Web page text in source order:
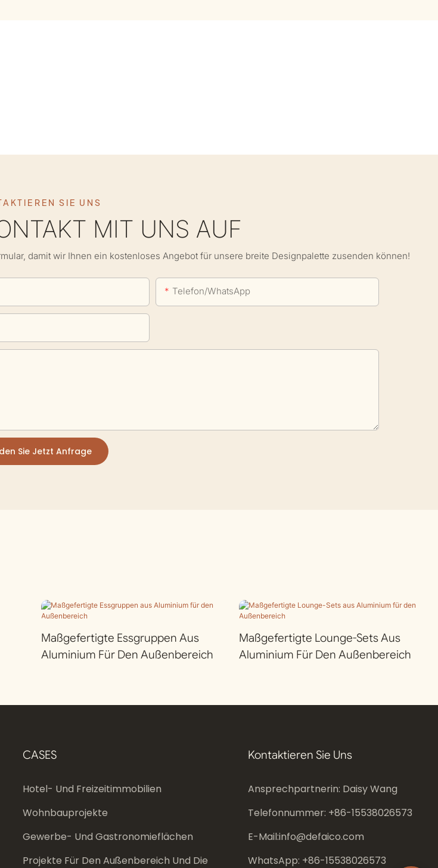
SIE UNS
MIT UNS AUF
damit wir Ihnen ein kostenloses Angebot für unsere breite Designpalette zusenden können!
Telefon/WhatsApp
Sie Jetzt Anfrage
Maßgefertigte Essgruppen Aus
Aluminium Für Den Außenbereich
Maßgefertigte Lounge-Sets Aus
Aluminium Für Den Außenbereich
CASES
Hotel- Und Freizeitimmobilien
Wohnbauprojekte
Gewerbe- Und Gastronomieflächen
Projekte Für Den Außenbereich Und Die
Kontaktieren Sie Uns
Ansprechpartnerin: Daisy Wang
Telefonnummer: +86-15538026573
E-Mail:info@defaico.com
WhatsApp: +86-15538026573